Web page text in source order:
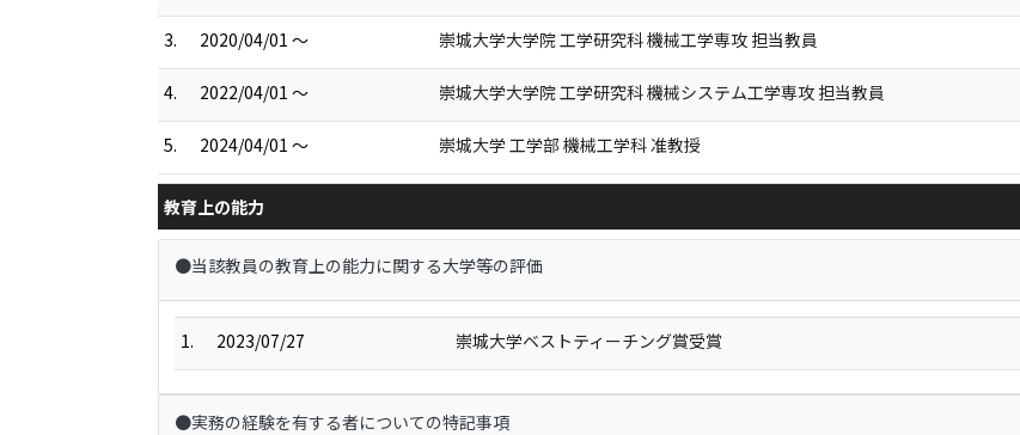
3. 2020/04/01 ～ 崇城大学大学院 工学研究科 機械工学専攻 担当教員
4. 2022/04/01 ～ 崇城大学大学院 工学研究科 機械システム工学専攻 担当教員
5. 2024/04/01 ～ 崇城大学 工学部 機械工学科 准教授
教育上の能力
●当該教員の教育上の能力に関する大学等の評価
1. 2023/07/27 崇城大学ベストティーチング賞受賞
●実務の経験を有する者についての特記事項